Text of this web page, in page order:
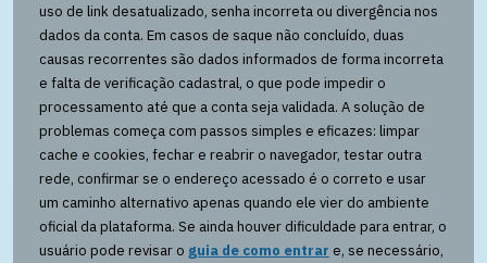
uso de link desatualizado, senha incorreta ou divergência nos
dados da conta. Em casos de saque não concluído, duas
causas recorrentes são dados informados de forma incorreta
e falta de verificação cadastral, o que pode impedir o
processamento até que a conta seja validada. A solução de
problemas começa com passos simples e eficazes: limpar
cache e cookies, fechar e reabrir o navegador, testar outra
rede, confirmar se o endereço acessado é o correto e usar
um caminho alternativo apenas quando ele vier do ambiente
oficial da plataforma. Se ainda houver dificuldade para entrar, o
usuário pode revisar o guia de como entrar e, se necessário,